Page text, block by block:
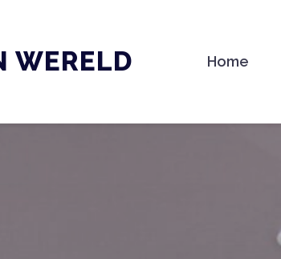
WERELD Home